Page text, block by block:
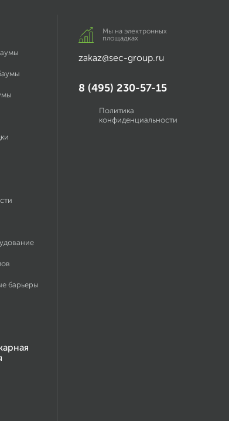
барьеры
Мы на электронных
площадках
zakaz@sec-group.ru
8 (495) 230-57-15
Политика
конфиденциальности